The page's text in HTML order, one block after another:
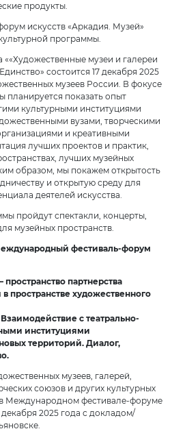
продукты.
искусств «Аркадия. Музей»
программы.
музеи и галереи
cостоится 17 декабря 2025
музеев России. В фокусе
показать опыт
культурными институциями
вузами, творческими
и креативными
лучших проектов и практик,
лучших музейных
образом, мы покажем открытость
и открытую среду для
деятелей̆ искусства.
пройдут спектакли, концерты,
музейных пространств.
фестиваль-форум
партнерства
пространстве художественного
с театрально-
институциями
территорий. Диалог,
музеев, галерей,
союзов и других культурных
в Международном фестивале-форуме
2025 года с докладом/